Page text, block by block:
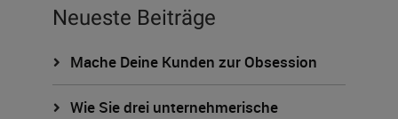
Neueste Beiträge
Mache Deine Kunden zur Obsession
Wie Sie drei unternehmerische